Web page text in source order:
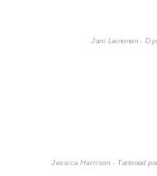
Jani Leinonen -
Jessica Harrison - Tattooed